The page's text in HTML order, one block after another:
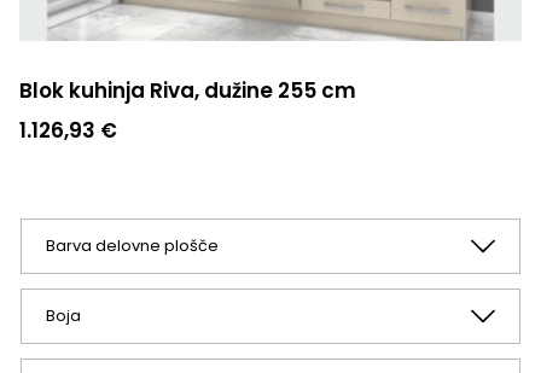
Blok kuhinja Riva, dužine 255 cm
1.126,93 €